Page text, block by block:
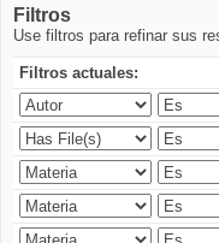
Filtros
Use filtros para refinar sus
Filtros actuales: